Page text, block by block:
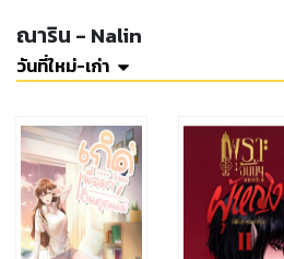
ณาริน - Nalin
วันที่ใหม่-เก่า